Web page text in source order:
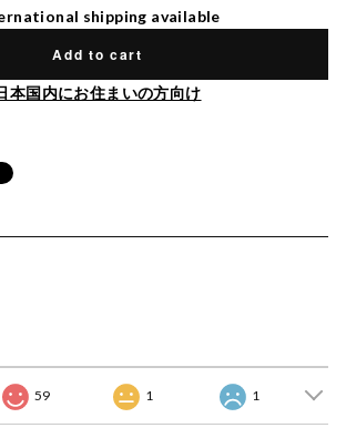
shipping available
Add to cart
本国内にお住まいの方向け
59 1 1